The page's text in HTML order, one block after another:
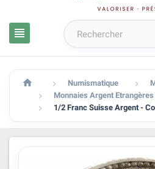

  Numismatique 
 Monnaies Argent Etrangères
 1/2 Franc Suisse Argent -